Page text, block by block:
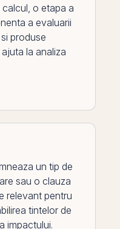
o etapa a
a evaluarii
produse
la analiza
un tip de
sau o clauza
relevant pentru
tintelor de
impactului.